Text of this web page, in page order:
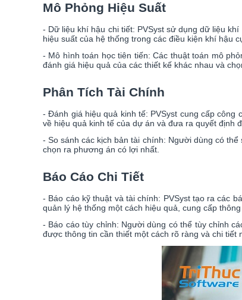
Mô Phỏng Hiệu Suất
- Dữ liệu khí hậu chi tiết: PVSyst sử dụng dữ liệu
hiệu suất của hệ thống trong các điều kiện khí hậu
- Mô hình toán học tiên tiến: Các thuật toán mô
đánh giá hiệu quả của các thiết kế khác nhau và
Phân Tích Tài Chính
- Đánh giá hiệu quả kinh tế: PVSyst cung cấp
về hiệu quả kinh tế của dự án và đưa ra quyết định
- So sánh các kịch bản tài chính: Người dùng có
chọn ra phương án có lợi nhất.
Báo Cáo Chi Tiết
- Báo cáo kỹ thuật và tài chính: PVSyst tạo ra các
quản lý hệ thống một cách hiệu quả, cung cấp
- Báo cáo tùy chỉnh: Người dùng có thể tùy chỉnh
được thông tin cần thiết một cách rõ ràng và chi tiết